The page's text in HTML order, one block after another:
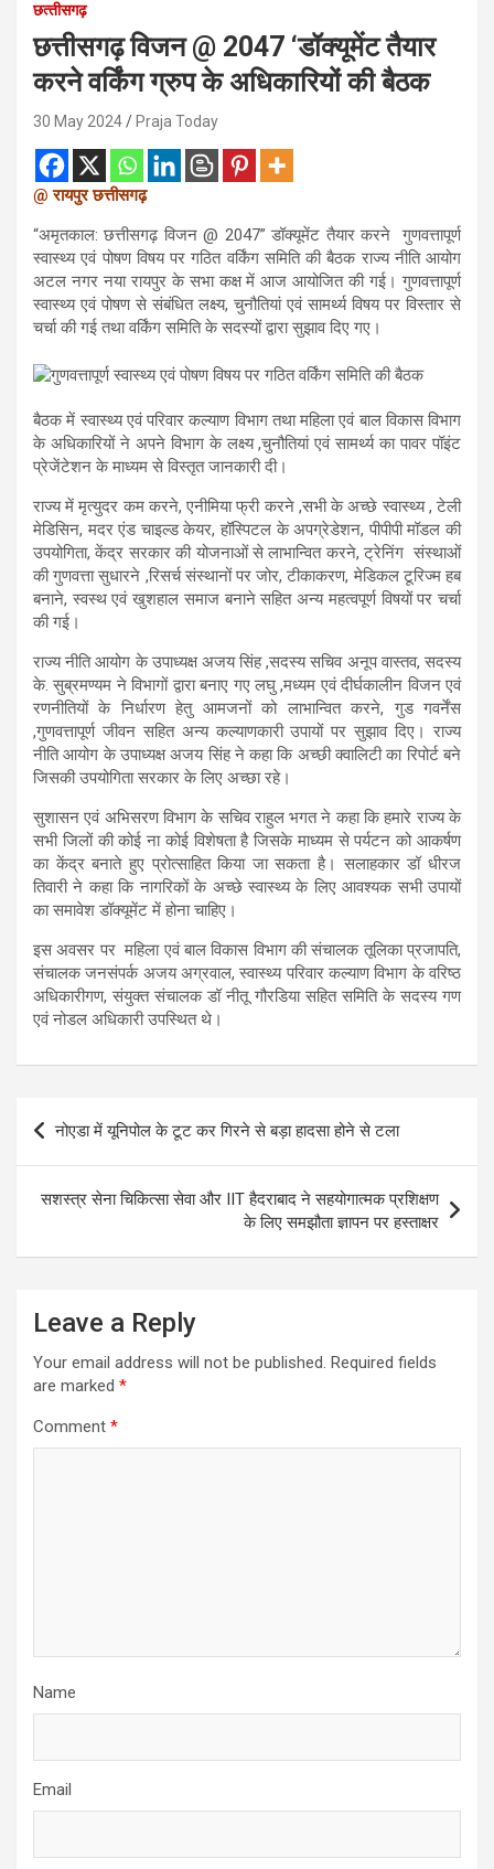
छत्‍तीसगढ़
छत्तीसगढ़ विजन @ 2047 ‘डॉक्यूमेंट तैयार
करने वर्किंग ग्रुप के अधिकारियों की बैठक
30 May 2024 Praja Today
@ रायपुर छत्तीसगढ़
“अमृतकाल: छत्तीसगढ़ विजन @ 2047” डॉक्यूमेंट तैयार करने गुणवत्तापूर्ण
स्वास्थ्य एवं पोषण विषय पर गठित वर्किंग समिति की बैठक राज्य नीति आयोग
अटल नगर नया रायपुर के सभा कक्ष में आज आयोजित की गई। गुणवत्तापूर्ण
स्वास्थ्य एवं पोषण से संबंधित लक्ष्य, चुनौतियां एवं सामर्थ्य विषय पर विस्तार से
चर्चा की गई तथा वर्किंग समिति के सदस्यों द्वारा सुझाव दिए गए।
बैठक में स्वास्थ्य एवं परिवार कल्याण विभाग तथा महिला एवं बाल विकास विभाग
के अधिकारियों ने अपने विभाग के लक्ष्य ,चुनौतियां एवं सामर्थ्य का पावर पॉइंट
प्रेजेंटेशन के माध्यम से विस्तृत जानकारी दी।
राज्य में मृत्युदर कम करने, एनीमिया फ्री करने ,सभी के अच्छे स्वास्थ्य , टेली
मेडिसिन, मदर एंड चाइल्ड केयर, हॉस्पिटल के अपग्रेडेशन, पीपीपी मॉडल की
उपयोगिता, केंद्र सरकार की योजनाओं से लाभान्वित करने, ट्रेनिंग संस्थाओं
की गुणवत्ता सुधारने ,रिसर्च संस्थानों पर जोर, टीकाकरण, मेडिकल टूरिज्म हब
बनाने, स्वस्थ एवं खुशहाल समाज बनाने सहित अन्य महत्वपूर्ण विषयों पर चर्चा
की गई।
राज्य नीति आयोग के उपाध्यक्ष अजय सिंह ,सदस्य सचिव अनूप वास्तव, सदस्य
के. सुब्रमण्यम ने विभागों द्वारा बनाए गए लघु ,मध्यम एवं दीर्घकालीन विजन एवं
रणनीतियों के निर्धारण हेतु आमजनों को लाभान्वित करने, गुड गवर्नेंस
,गुणवत्तापूर्ण जीवन सहित अन्य कल्याणकारी उपायों पर सुझाव दिए। राज्य
नीति आयोग के उपाध्यक्ष अजय सिंह ने कहा कि अच्छी क्वालिटी का रिपोर्ट बने
जिसकी उपयोगिता सरकार के लिए अच्छा रहे।
सुशासन एवं अभिसरण विभाग के सचिव राहुल भगत ने कहा कि हमारे राज्य के
सभी जिलों की कोई ना कोई विशेषता है जिसके माध्यम से पर्यटन को आकर्षण
का केंद्र बनाते हुए प्रोत्साहित किया जा सकता है। सलाहकार डॉ धीरज
तिवारी ने कहा कि नागरिकों के अच्छे स्वास्थ्य के लिए आवश्यक सभी उपायों
का समावेश डॉक्यूमेंट में होना चाहिए।
इस अवसर पर महिला एवं बाल विकास विभाग की संचालक तूलिका प्रजापति,
संचालक जनसंपर्क अजय अग्रवाल, स्वास्थ्य परिवार कल्याण विभाग के वरिष्ठ
अधिकारीगण, संयुक्त संचालक डॉ नीतू गौरडिया सहित समिति के सदस्य गण
एवं नोडल अधिकारी उपस्थित थे।
Post
navigation
नोएडा में यूनिपोल के टूट कर गिरने से बड़ा हादसा होने से टला
सशस्त्र सेना चिकित्सा सेवा और IIT हैदराबाद ने सहयोगात्मक प्रशिक्षण
के लिए समझौता ज्ञापन पर हस्ताक्षर
Leave a Reply
Your email address will not be published. Required fields
are marked *
Comment *
Name
Email